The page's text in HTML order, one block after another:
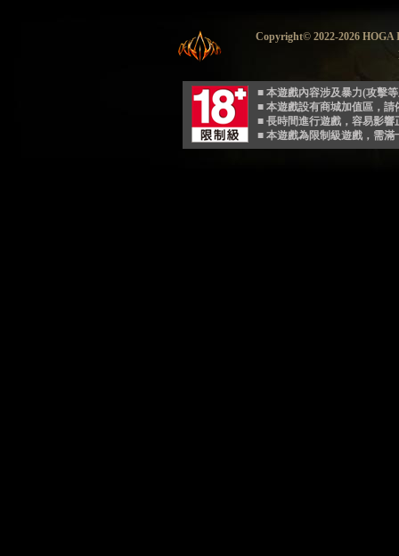
Copyright© 2022-2026
■ 本遊戲內容涉及暴力(攻擊
■ 本遊戲設有商城加值區，
■ 長時間進行遊戲，容易影
■ 本遊戲為限制級遊戲，需